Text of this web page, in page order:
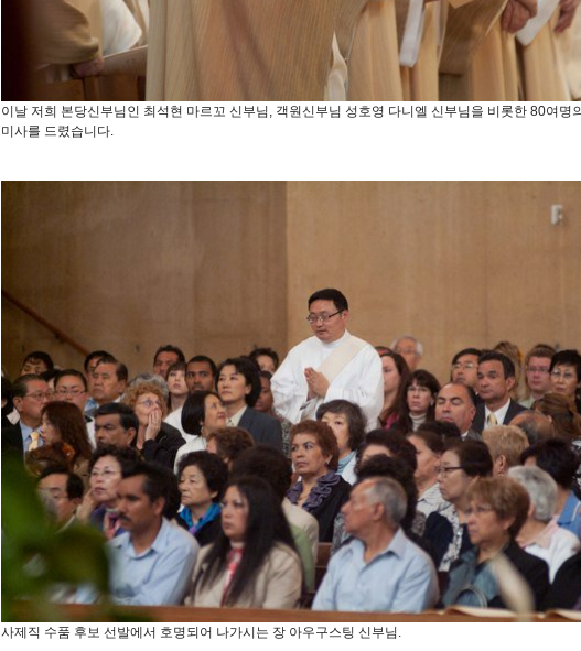
이날 저희 본당신부님인 최석현 마르꼬 신부님, 객원신부님 성호영 다니엘 신부님을 비롯한 80여명
미사를 드렸습니다.
사제직 수품 후보 선발에서 호명되어 나가시는 장 아우구스팅 신부님.